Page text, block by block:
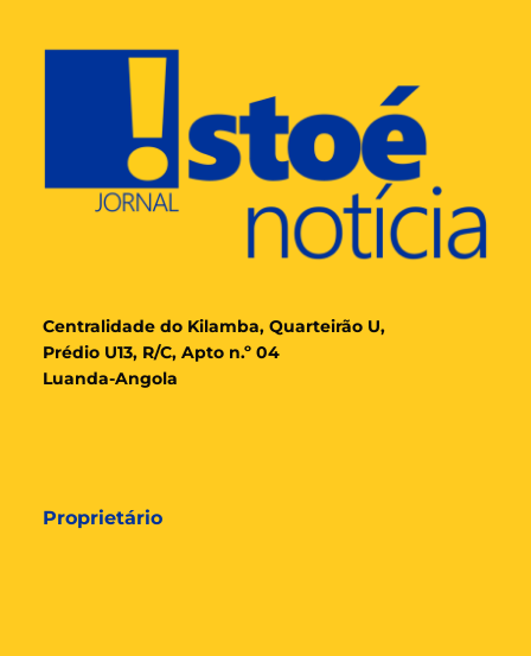
Centralidade do Kilamba, Quarteirão U,
Prédio U13, R/C, Apto n.º 04
Luanda-Angola
Proprietário